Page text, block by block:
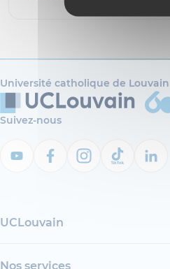
Université catholique de Louvain
Suivez-nous
UCLouvain
Nos services